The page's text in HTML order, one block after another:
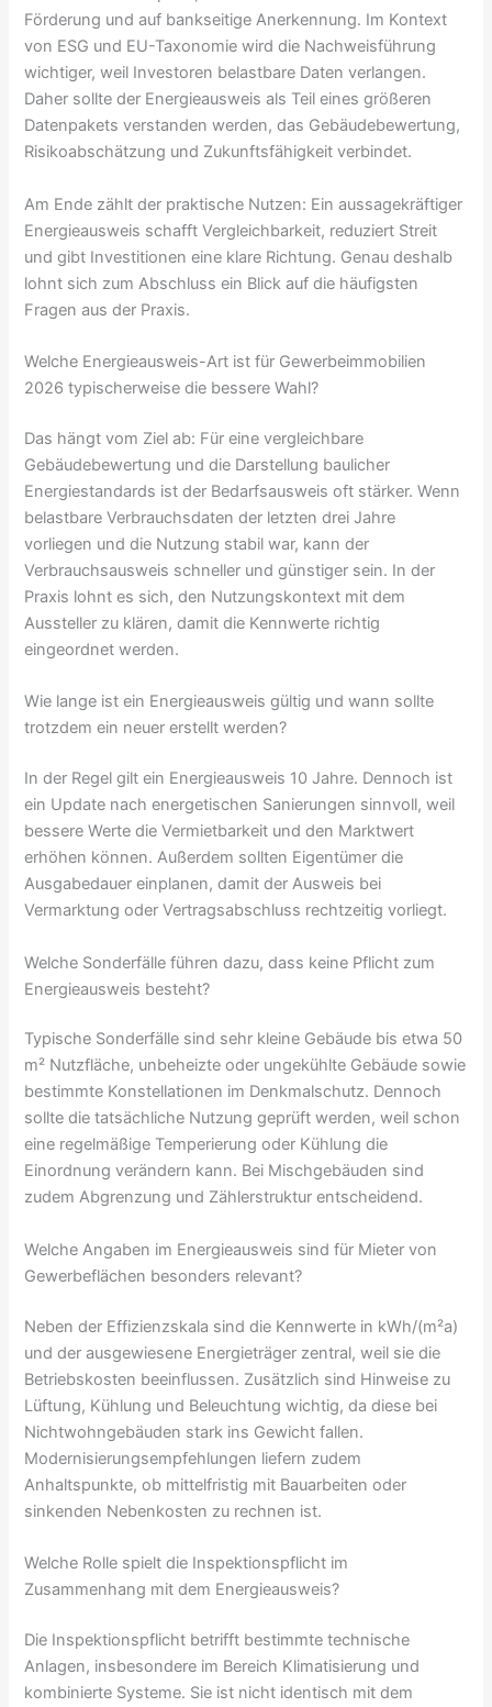
Förderung und auf bankseitige Anerkennung. Im Kontext
von ESG und EU-Taxonomie wird die Nachweisführung
wichtiger, weil Investoren belastbare Daten verlangen.
Daher sollte der Energieausweis als Teil eines größeren
Datenpakets verstanden werden, das Gebäudebewertung,
Risikoabschätzung und Zukunftsfähigkeit verbindet.
Am Ende zählt der praktische Nutzen: Ein aussagekräftiger
Energieausweis schafft Vergleichbarkeit, reduziert Streit
und gibt Investitionen eine klare Richtung. Genau deshalb
lohnt sich zum Abschluss ein Blick auf die häufigsten
Fragen aus der Praxis.
Welche Energieausweis-Art ist für Gewerbeimmobilien
2026 typischerweise die bessere Wahl?
Das hängt vom Ziel ab: Für eine vergleichbare
Gebäudebewertung und die Darstellung baulicher
Energiestandards ist der Bedarfsausweis oft stärker. Wenn
belastbare Verbrauchsdaten der letzten drei Jahre
vorliegen und die Nutzung stabil war, kann der
Verbrauchsausweis schneller und günstiger sein. In der
Praxis lohnt es sich, den Nutzungskontext mit dem
Aussteller zu klären, damit die Kennwerte richtig
eingeordnet werden.
Wie lange ist ein Energieausweis gültig und wann sollte
trotzdem ein neuer erstellt werden?
In der Regel gilt ein Energieausweis 10 Jahre. Dennoch ist
ein Update nach energetischen Sanierungen sinnvoll, weil
bessere Werte die Vermietbarkeit und den Marktwert
erhöhen können. Außerdem sollten Eigentümer die
Ausgabedauer einplanen, damit der Ausweis bei
Vermarktung oder Vertragsabschluss rechtzeitig vorliegt.
Welche Sonderfälle führen dazu, dass keine Pflicht zum
Energieausweis besteht?
Typische Sonderfälle sind sehr kleine Gebäude bis etwa 50
m² Nutzfläche, unbeheizte oder ungekühlte Gebäude sowie
bestimmte Konstellationen im Denkmalschutz. Dennoch
sollte die tatsächliche Nutzung geprüft werden, weil schon
eine regelmäßige Temperierung oder Kühlung die
Einordnung verändern kann. Bei Mischgebäuden sind
zudem Abgrenzung und Zählerstruktur entscheidend.
Welche Angaben im Energieausweis sind für Mieter von
Gewerbeflächen besonders relevant?
Neben der Effizienzskala sind die Kennwerte in kWh/(m²a)
und der ausgewiesene Energieträger zentral, weil sie die
Betriebskosten beeinflussen. Zusätzlich sind Hinweise zu
Lüftung, Kühlung und Beleuchtung wichtig, da diese bei
Nichtwohngebäuden stark ins Gewicht fallen.
Modernisierungsempfehlungen liefern zudem
Anhaltspunkte, ob mittelfristig mit Bauarbeiten oder
sinkenden Nebenkosten zu rechnen ist.
Welche Rolle spielt die Inspektionspflicht im
Zusammenhang mit dem Energieausweis?
Die Inspektionspflicht betrifft bestimmte technische
Anlagen, insbesondere im Bereich Klimatisierung und
kombinierte Systeme. Sie ist nicht identisch mit dem